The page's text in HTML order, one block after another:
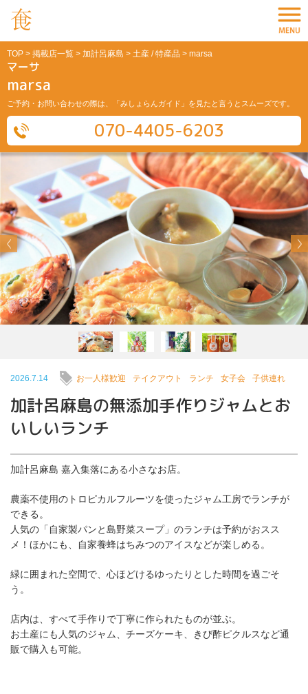
TOP > 掲載店一覧 > 加計呂麻島 > 土産 / 特産品 > marsa
マーサ
marsa
ご予約・お問い合わせの際は、「みしょらんガイド」を見たと言うとスムーズです。
070-4405-6203
Previous
2026.7.14 お一人様歓迎 テイクアウト ランチ 女子会 子供連れ
加計呂麻島の無添加手作りジャムとお
いしいランチ
加計呂麻島 嘉入集落にある小さなお店。
農薬不使用のトロピカルフルーツを使ったジャム工房でランチが
できる。
人気の「自家製パンと島野菜スープ」のランチは予約がおスス
メ！ほかにも、自家養蜂はちみつのアイスなどが楽しめる。
緑に囲まれた空間で、心ほどけるゆったりとした時間を過ごそ
う。
店内は、すべて手作りで丁寧に作られたものが並ぶ。
お土産にも人気のジャム、チーズケーキ、きび酢ピクルスなど通
販で購入も可能。